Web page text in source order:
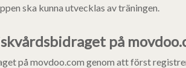
ska kunna utvecklas av träningen.
på
på movdoo.com genom att först